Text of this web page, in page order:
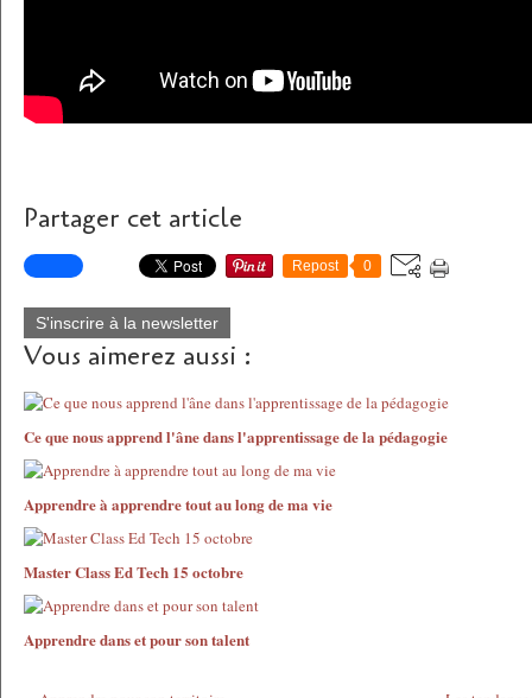
Partager cet article
Repost 0
S'inscrire à la newsletter
Vous aimerez aussi :
Ce que nous apprend l'âne dans l'apprentissage de la pédagogie
Apprendre à apprendre tout au long de ma vie
Master Class Ed Tech 15 octobre
Apprendre dans et pour son talent